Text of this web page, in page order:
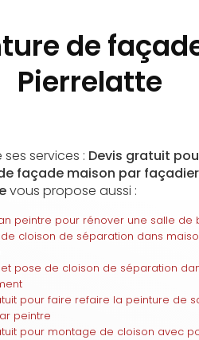
de
Pierrelatte
ses services : Devis gratuit
façade maison par façadier,
vous propose aussi :
peintre pour rénover une salle de
cloison de séparation dans
pose de cloison de séparation
pour faire refaire la peinture de
peintre
pour montage de cloison avec